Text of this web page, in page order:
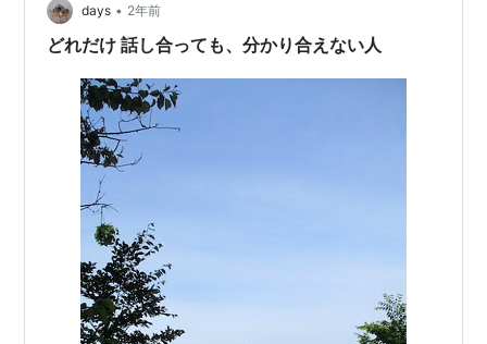
days • 2年前
どれだけ 話し合っても、分かり合えない人